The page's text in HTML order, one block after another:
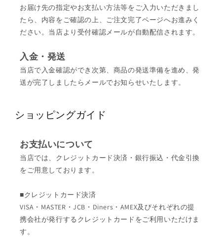
お届け先の指定やお支払い方法等をご入力いただきまし
たら、内容をご確認の上、ご注文完了ページへお進みく
ださい。当店より受付確認メールが自動配信されます。
入金・発送
当店で入金確認ができ次第、商品の発送準備を進め、発
送が完了しましたらメールでお知らせいたします。
ショッピングガイド
お支払いについて
当店では、クレジットカード決済・銀行振込・代金引換
をご用意しております。
■クレジットカード決済
VISA・MASTER・JCB・Diners・AMEX及びそれぞれの提
携会社が発行するクレジットカードをご利用いただけま
す。